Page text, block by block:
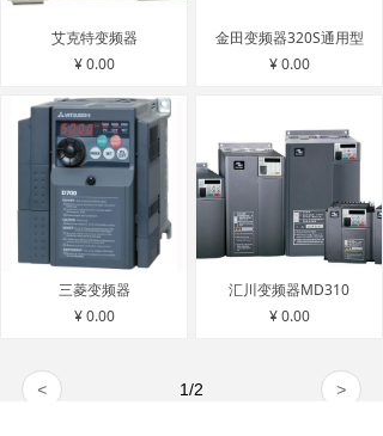
艾克特变频器
¥ 0.00
金田变频器320S通用型
¥ 0.00
三菱变频器
¥ 0.00
汇川变频器MD310
¥ 0.00
< >
1/2